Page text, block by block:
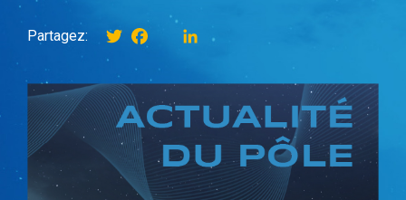
Partagez: TwitterFacebookinstagram